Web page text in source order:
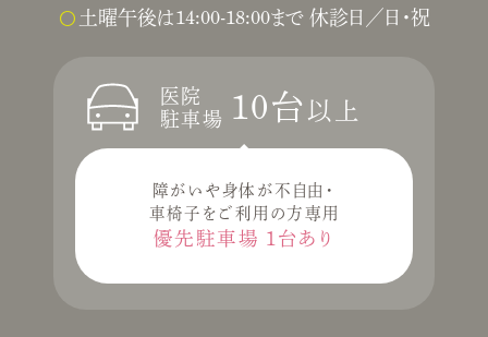
土曜午後は14:00-18:00まで 休診日／日・祝
医院
駐車場
10台 以上
障がいや身体が不自由・
車椅子をご利用の方専用
優先駐車場 1台あり